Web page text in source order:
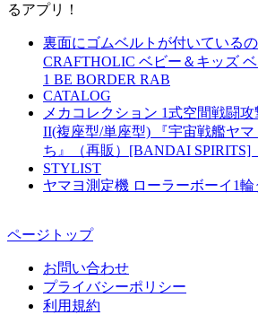
るアプリ！
裏面にゴムベルトが付いている
CRAFTHOLIC ベビー＆キッズ ベ
1 BE BORDER RAB
CATALOG
メカコレクション 1式空間戦闘
II(複座型/単座型) 『宇宙戦艦ヤマ
ち』（再販）[BANDAI SPIRITS]
STYLIST
ヤマヨ測定機 ローラーボーイ1輪
ページトップ
お問い合わせ
プライバシーポリシー
利用規約